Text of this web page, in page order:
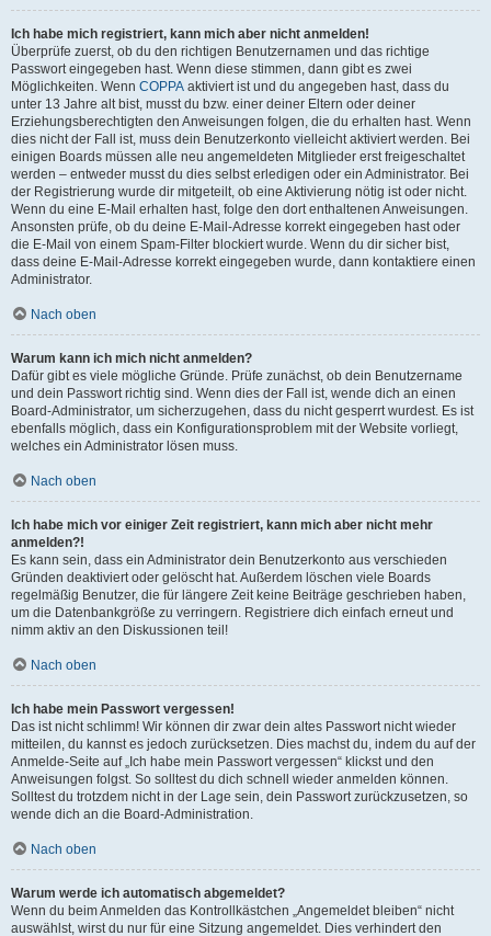
Ich habe mich registriert, kann mich aber nicht anmelden!
Überprüfe zuerst, ob du den richtigen Benutzernamen und das richtige
Passwort eingegeben hast. Wenn diese stimmen, dann gibt es zwei
Möglichkeiten. Wenn COPPA aktiviert ist und du angegeben hast, dass du
unter 13 Jahre alt bist, musst du bzw. einer deiner Eltern oder deiner
Erziehungsberechtigten den Anweisungen folgen, die du erhalten hast. Wenn
dies nicht der Fall ist, muss dein Benutzerkonto vielleicht aktiviert werden. Bei
einigen Boards müssen alle neu angemeldeten Mitglieder erst freigeschaltet
werden – entweder musst du dies selbst erledigen oder ein Administrator. Bei
der Registrierung wurde dir mitgeteilt, ob eine Aktivierung nötig ist oder nicht.
Wenn du eine E-Mail erhalten hast, folge den dort enthaltenen Anweisungen.
Ansonsten prüfe, ob du deine E-Mail-Adresse korrekt eingegeben hast oder
die E-Mail von einem Spam-Filter blockiert wurde. Wenn du dir sicher bist,
dass deine E-Mail-Adresse korrekt eingegeben wurde, dann kontaktiere einen
Administrator.
Nach oben
Warum kann ich mich nicht anmelden?
Dafür gibt es viele mögliche Gründe. Prüfe zunächst, ob dein Benutzername
und dein Passwort richtig sind. Wenn dies der Fall ist, wende dich an einen
Board-Administrator, um sicherzugehen, dass du nicht gesperrt wurdest. Es ist
ebenfalls möglich, dass ein Konfigurationsproblem mit der Website vorliegt,
welches ein Administrator lösen muss.
Nach oben
Ich habe mich vor einiger Zeit registriert, kann mich aber nicht mehr
anmelden?!
Es kann sein, dass ein Administrator dein Benutzerkonto aus verschieden
Gründen deaktiviert oder gelöscht hat. Außerdem löschen viele Boards
regelmäßig Benutzer, die für längere Zeit keine Beiträge geschrieben haben,
um die Datenbankgröße zu verringern. Registriere dich einfach erneut und
nimm aktiv an den Diskussionen teil!
Nach oben
Ich habe mein Passwort vergessen!
Das ist nicht schlimm! Wir können dir zwar dein altes Passwort nicht wieder
mitteilen, du kannst es jedoch zurücksetzen. Dies machst du, indem du auf der
Anmelde-Seite auf „Ich habe mein Passwort vergessen“ klickst und den
Anweisungen folgst. So solltest du dich schnell wieder anmelden können.
Solltest du trotzdem nicht in der Lage sein, dein Passwort zurückzusetzen, so
wende dich an die Board-Administration.
Nach oben
Warum werde ich automatisch abgemeldet?
Wenn du beim Anmelden das Kontrollkästchen „Angemeldet bleiben“ nicht
auswählst, wirst du nur für eine Sitzung angemeldet. Dies verhindert den